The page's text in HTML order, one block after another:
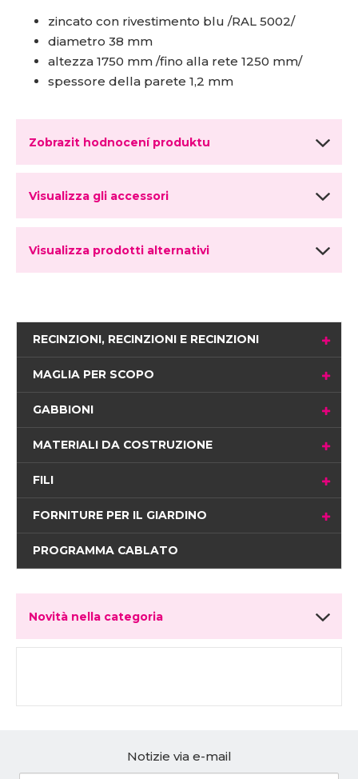
zincato con rivestimento blu /RAL 5002/
diametro 38 mm
altezza 1750 mm /fino alla rete 1250 mm/
spessore della parete 1,2 mm
Zobrazit hodnocení produktu
Visualizza gli accessori
Visualizza prodotti alternativi
RECINZIONI, RECINZIONI E RECINZIONI
MAGLIA PER SCOPO
GABBIONI
MATERIALI DA COSTRUZIONE
FILI
FORNITURE PER IL GIARDINO
PROGRAMMA CABLATO
Novità nella categoria
Notizie via e-mail